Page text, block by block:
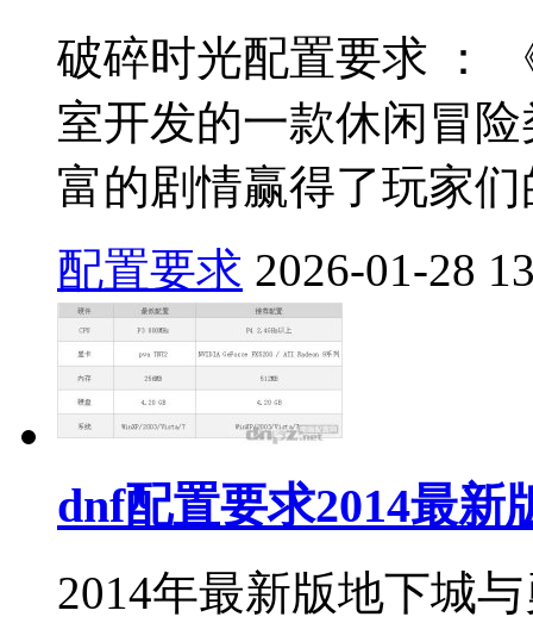
破碎时光配置要求 ：
室开发的一款休闲冒
富的剧情赢得了玩家
配置要求 2026-01-28
dnf配置要求2014最新
2014年最新版地下城